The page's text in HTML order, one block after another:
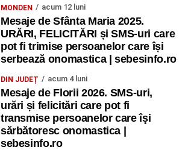
MONDEN acum 12 luni
Mesaje de Sfânta Maria 2025.
URĂRI, FELICITĂRI și SMS-uri care
pot fi trimise persoanelor care își
serbează onomastica | sebesinfo.ro
DIN JUDEȚ acum 4 luni
Mesaje de Florii 2026. SMS-uri,
urări și felicitări care pot fi
transmise persoanelor care îşi
sărbătoresc onomastica |
sebesinfo.ro